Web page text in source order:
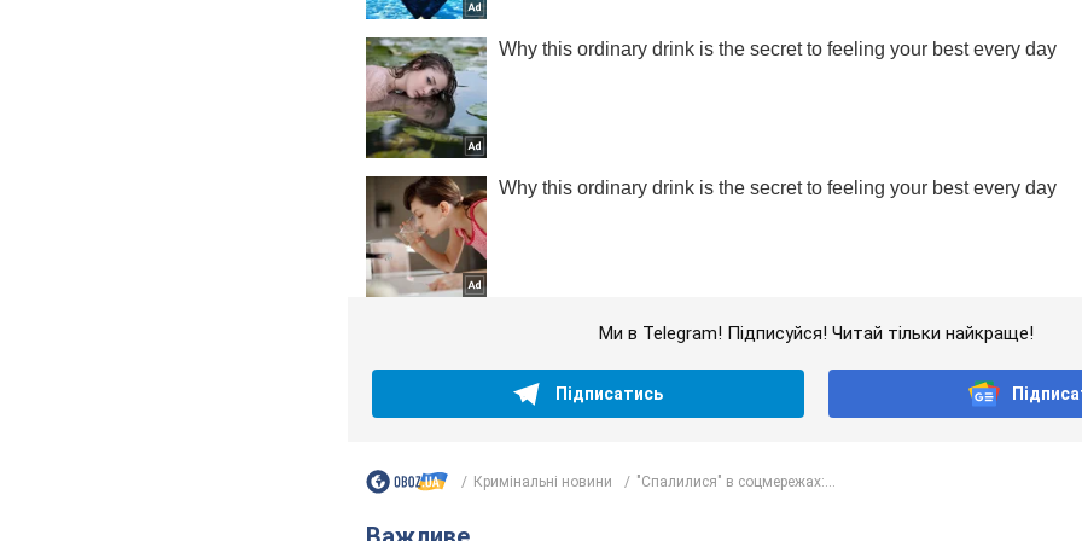
Ми в Telegram! Підписуйся! Читай тільки найкраще!
Підписатись
Кримінальні новини "Спалилися" в соцмережах:...